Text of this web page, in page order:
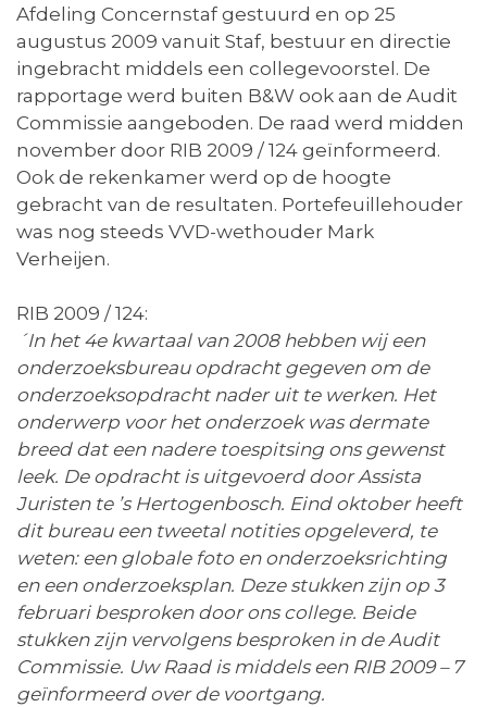
Afdeling Concernstaf gestuurd en op 25
augustus 2009 vanuit Staf, bestuur en directie
ingebracht middels een collegevoorstel. De
rapportage werd buiten B&W ook aan de Audit
Commissie aangeboden. De raad werd midden
november door RIB 2009 / 124 geïnformeerd.
Ook de rekenkamer werd op de hoogte
gebracht van de resultaten. Portefeuillehouder
was nog steeds VVD-wethouder Mark
Verheijen.
RIB 2009 / 124:
´In het 4e kwartaal van 2008 hebben wij een
onderzoeksbureau opdracht gegeven om de
onderzoeksopdracht nader uit te werken. Het
onderwerp voor het onderzoek was dermate
breed dat een nadere toespitsing ons gewenst
leek. De opdracht is uitgevoerd door Assista
Juristen te ’s Hertogenbosch. Eind oktober heeft
dit bureau een tweetal notities opgeleverd, te
weten: een globale foto en onderzoeksrichting
en een onderzoeksplan. Deze stukken zijn op 3
februari besproken door ons college. Beide
stukken zijn vervolgens besproken in de Audit
Commissie. Uw Raad is middels een RIB 2009 – 7
geïnformeerd over de voortgang.